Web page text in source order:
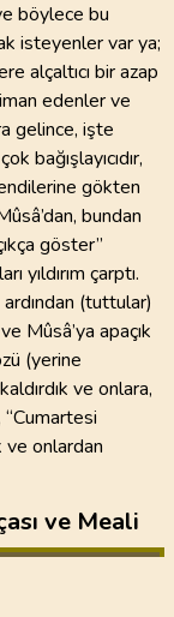
böylece bu
isteyenler var ya;
alçaltıcı bir azap
edenler ve
gelince, işte
bağışlayıcıdır,
gökten
bundan
göster”
yıldırım çarptı.
(tuttular)
Mûsâ’ya apaçık
(yerine
ve onlara,
“Cumartesi
ve onlardan
ve Meali